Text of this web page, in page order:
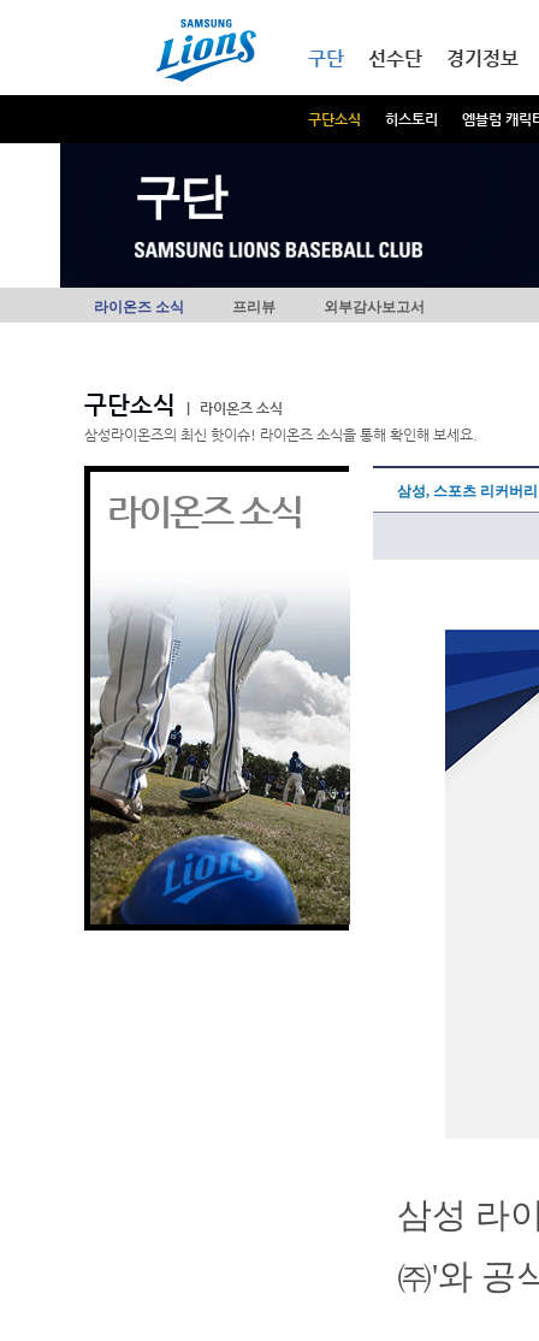
구단
구단소식 히스토리 엠블럼 캐릭
선수단 경기정보
구단
라이온즈 소식 프리뷰 외부감사보고서
구단소식
라이온즈 소식
삼성라이온즈의 최신 핫이슈! 라이온즈 소식을 통해 확인해 보세요.
라이온즈 소식 삼성, 스포츠 리커버
삼성 라
㈜'와 공